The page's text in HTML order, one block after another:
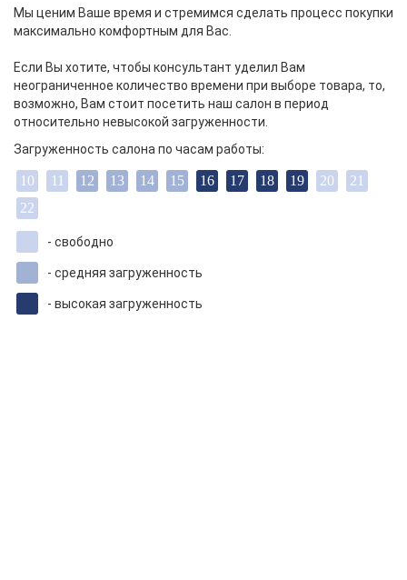
Мы ценим Ваше время и стремимся сделать процесс покупки
максимально комфортным для Вас.
Если Вы хотите, чтобы консультант уделил Вам
неограниченное количество времени при выборе товара, то,
возможно, Вам стоит посетить наш салон в период
относительно невысокой загруженности.
Загруженность салона по часам работы:
10 11 12 13 14 15 16 17 18 19 20
21
22
- свободно
- средняя загруженность
- высокая загруженность